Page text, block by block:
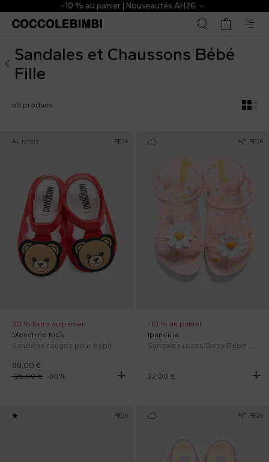
| Nouveautés AH26
Sandales et Chaussons Bébé
Fille
58 produits
Au rabais PE26
20 % Extra au panier
Moschino Kids
88,00 €
125,00 € -30%
PE26
-10 % au panier
Ipanema
22,00 €
PE26 PE26
Sandales pour Bébé Fille de Marque ▷ Acheter en Ligne |